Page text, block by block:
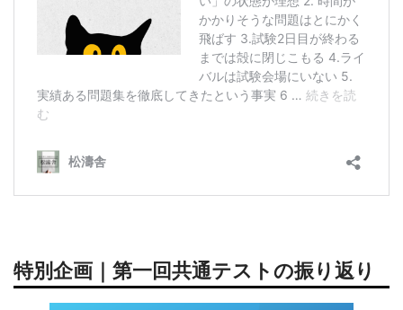
特別企画｜第一回共通テストの振り返り